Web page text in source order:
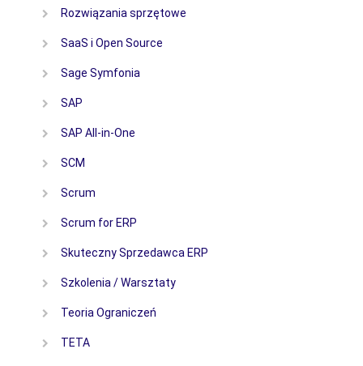
Rozwiązania sprzętowe
SaaS i Open Source
Sage Symfonia
SAP
SAP All-in-One
SCM
Scrum
Scrum for ERP
Skuteczny Sprzedawca ERP
Szkolenia / Warsztaty
Teoria Ograniczeń
TETA